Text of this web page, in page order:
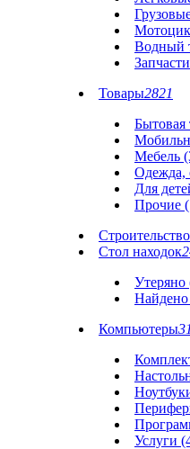
Водный
Товары2821
Бытовая
Мебель
Одежда,
Для
Прочие
Стол находок
Утеряно
Компьютеры
Услуги